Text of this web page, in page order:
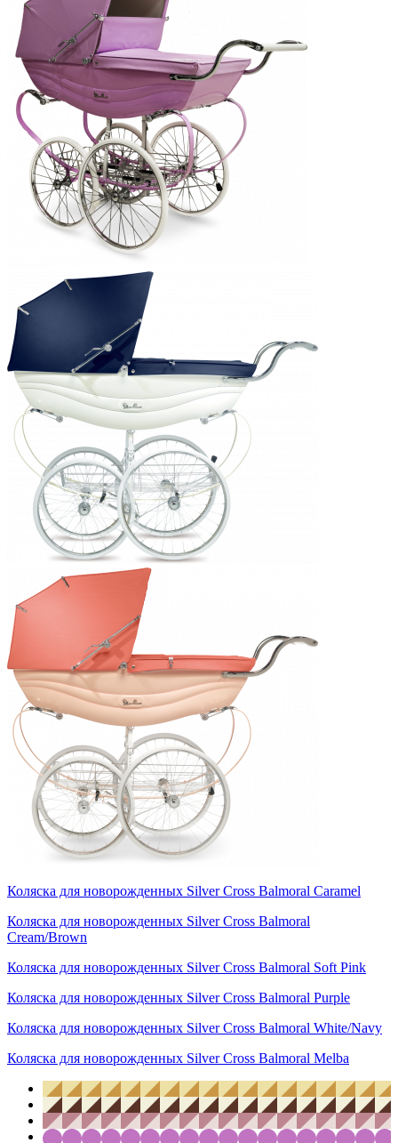
Коляска для новорожденных Silver Cross Balmoral Caramel
Коляска для новорожденных Silver Cross Balmoral
Cream/Brown
Коляска для новорожденных Silver Cross Balmoral Soft Pink
Коляска для новорожденных Silver Cross Balmoral Purple
Коляска для новорожденных Silver Cross Balmoral White/Navy
Коляска для новорожденных Silver Cross Balmoral Melba